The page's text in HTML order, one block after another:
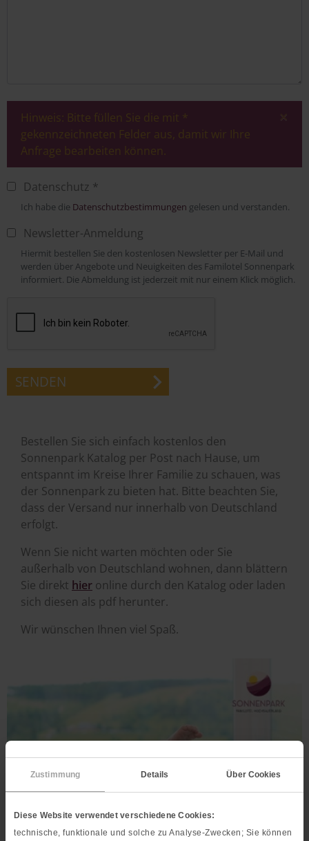
Zustimmung Details Über Cookies
Diese Website verwendet verschiedene Cookies:
technische, funktionale und solche zu Analyse-Zwecken; Sie können
Hinweis: Bitte füllen Sie die mit *
gekennzeichneten Felder aus, damit wir Ihre
Anfrage bearbeiten können.
Datenschutz *
Ich habe die Datenschutzbestimmungen gelesen und verstanden.
Newsletter-Anmeldung
Hiermit bestellen Sie den kostenlosen Newsletter per E-Mail und
werden über Angebote und Neuigkeiten des Familotel Sonnenpark
informiert. Die Abmeldung ist jederzeit mit nur einem Klick möglich.
SENDEN
Bestellen Sie sich einfach kostenlos den
Sonnenpark Katalog per Post nach Hause, um
entspannt im Kreise Ihrer Familie zu schauen, was
der Sonnenpark zu bieten hat. Bitte beachten Sie,
dass der Versand nur innerhalb von Deutschland
erfolgt.
Wenn Sie nicht warten möchten oder Sie
außerhalb von Deutschland wohnen, dann blättern
Sie direkt hier online durch den Katalog oder laden
sich diesen als pdf herunter.
Wir wünschen Ihnen viel Spaß.